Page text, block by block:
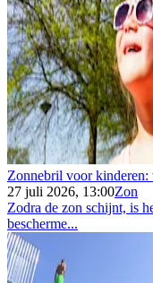
Zonnebril voor kinderen:
27 juli 2026, 13:00Zon
Zodra de zon schijnt, is
bescherme...